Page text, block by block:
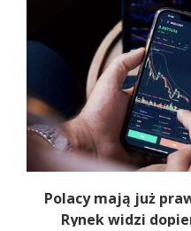
Polacy mają już
Rynek widzi